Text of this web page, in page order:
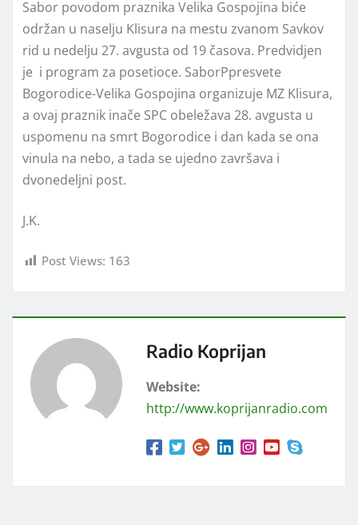
Sabor povodom praznika Velika Gospojina biće
održan u naselju Klisura na mestu zvanom Savkov
rid u nedelju 27. avgusta od 19 časova. Predvidjen
je i program za posetioce. SaborPpresvete
Bogorodice-Velika Gospojina organizuje MZ Klisura,
a ovaj praznik inače SPC obeležava 28. avgusta u
uspomenu na smrt Bogorodice i dan kada se ona
vinula na nebo, a tada se ujedno završava i
dvonedeljni post.
J.K.
Post Views: 163
Radio Koprijan
Website:
http://www.koprijanradio.com